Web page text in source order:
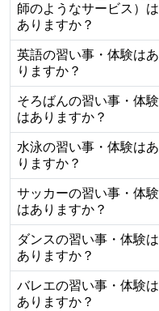
師のようなサービス）は
ありますか？
英語の習い事・体験はあ
りますか？
そろばんの習い事・体験
はありますか？
水泳の習い事・体験はあ
りますか？
サッカーの習い事・体験
はありますか？
ダンスの習い事・体験は
ありますか？
バレエの習い事・体験は
ありますか？